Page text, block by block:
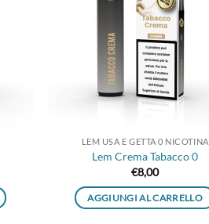
LEM USA E GETTA 0 NICOTINA
Lem Crema Tabacco 0
€8,00
AGGIUNGI AL CARRELLO